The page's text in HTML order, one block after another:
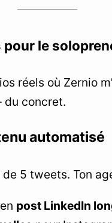
pour le
réels où Zernio
du concret.
automatisé
5 tweets. Ton
post LinkedIn